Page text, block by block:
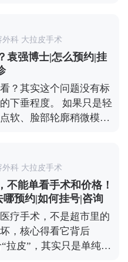
薯）预约面诊，详细了
得喘不过气的感觉。不
至睡觉时都能忽略它的
胀，还能促进伤口愈
24小时佩戴，之后一个
上适当戴就行，具体时
独建议。 所以大家
是负担，反而能帮你更
台（公众号、百家号、
。
科 大拉皮手术
袁强博士|怎么预约|挂
？其实这个问题没有标
下垂程度。 如果只是轻
软、脸部轮廓稍微模
项目，重点看机构是否
科或美容科的医生只要
模糊，甚至脸颊肉往下
。北京能做拉皮的医生
轻化的整形外科医生，
悉，效果和恢复都更有
科 大拉皮手术
不能单看手术和价格！
预约|如何挂号|咨询
疗手术，不是超市里的
，核心得看它背后
拉皮”，其实只是单纯提